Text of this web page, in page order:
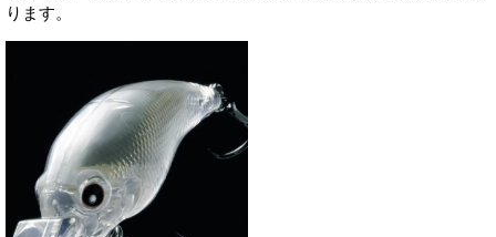
ります。